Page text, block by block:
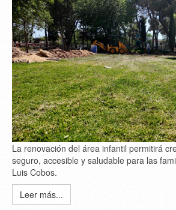
La renovación del área infantil permitirá
seguro, accesible y saludable para las
Luis Cobos.
Leer más...